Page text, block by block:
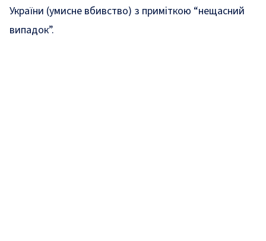
України (умисне вбивство) з приміткою “нещасний
випадок”.